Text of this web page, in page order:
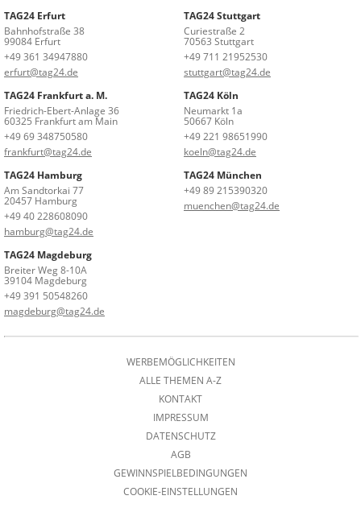
TAG24 Erfurt
Bahnhofstraße 38
99084 Erfurt
+49 361 34947880
erfurt@tag24.de
TAG24 Stuttgart
Curiestraße 2
70563 Stuttgart
+49 711 21952530
stuttgart@tag24.de
TAG24 Frankfurt a. M.
Friedrich-Ebert-Anlage 36
60325 Frankfurt am Main
+49 69 348750580
frankfurt@tag24.de
TAG24 Köln
Neumarkt 1a
50667 Köln
+49 221 98651990
koeln@tag24.de
TAG24 Hamburg
Am Sandtorkai 77
20457 Hamburg
+49 40 228608090
hamburg@tag24.de
TAG24 München
+49 89 215390320
muenchen@tag24.de
TAG24 Magdeburg
Breiter Weg 8-10A
39104 Magdeburg
+49 391 50548260
magdeburg@tag24.de
WERBEMÖGLICHKEITEN
ALLE THEMEN A-Z
KONTAKT
IMPRESSUM
DATENSCHUTZ
AGB
GEWINNSPIELBEDINGUNGEN
COOKIE-EINSTELLUNGEN